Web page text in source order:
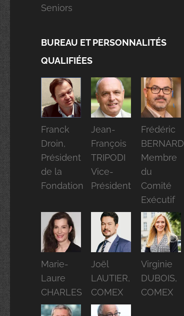
Seniors
BUREAU ET PERSONNALITÉS
QUALIFIÉES
Franck
Droin,
Président
de la
Fondation
Jean-
François
TRIPODI
Vice-
Président
Frédéric
BERNARD
Membre
du
Comité
Exécutif
Marie-
Laure
CHARLES
Joël
LAUTIER,
COMEX
Virginie
DUBOIS,
COMEX